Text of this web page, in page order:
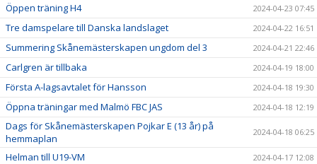
Öppen träning H4 2024-04-23 07:45
Tre damspelare till Danska landslaget 2024-04-22 16:51
Summering Skånemästerskapen ungdom del 3 2024-04-21 22:46
Carlgren är tillbaka 2024-04-19 18:00
Första A-lagsavtalet för Hansson 2024-04-18 19:30
Öppna träningar med Malmö FBC JAS 2024-04-18 12:19
Dags för Skånemästerskapen Pojkar E (13 år) på
hemmaplan
2024-04-18 06:25
Helman till U19-VM 2024-04-17 12:08